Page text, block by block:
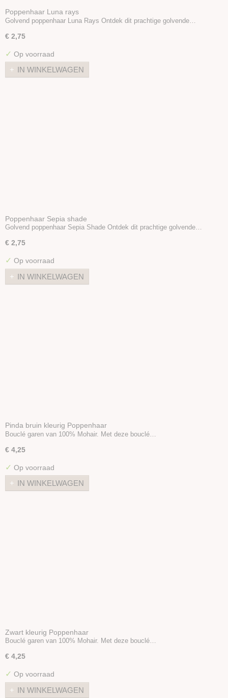
Poppenhaar Luna rays
Golvend poppenhaar Luna Rays Ontdek dit prachtige golvende…
€ 2,75
✓ Op voorraad
IN WINKELWAGEN
Poppenhaar Sepia shade
Golvend poppenhaar Sepia Shade Ontdek dit prachtige golvende…
€ 2,75
✓ Op voorraad
IN WINKELWAGEN
Pinda bruin kleurig Poppenhaar
Bouclé garen van 100% Mohair. Met deze bouclé…
€ 4,25
✓ Op voorraad
IN WINKELWAGEN
Zwart kleurig Poppenhaar
Bouclé garen van 100% Mohair. Met deze bouclé…
€ 4,25
✓ Op voorraad
IN WINKELWAGEN